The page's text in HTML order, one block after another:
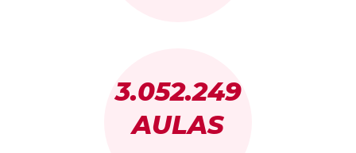
3.052.249
AULAS